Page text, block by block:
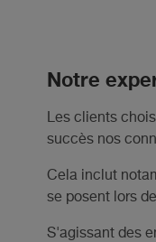
Notre
Les clients
succès nos
Cela inclut
se posent lors
S'agissant des